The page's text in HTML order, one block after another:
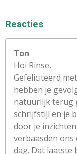
Reacties
Ton
Hoi Rinse,
Gefeliciteerd
hebben je
natuurlijk terug
schrijfstijl en je
door je
verbaasden
dag. Dat laatste